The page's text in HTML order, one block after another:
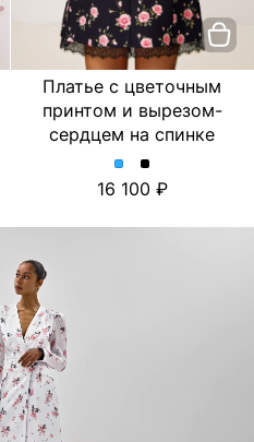
Платье с цветочным
принтом и вырезом-
сердцем на спинке
Платье
с
принтом
Платье
с
принтом
16 100